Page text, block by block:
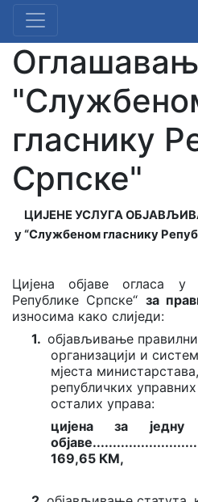
гласнику
Српске"
ЦИЈЕНЕ УСЛУГА
у “Службеном гласнику
Цијена објаве огласа у
Републике Српске“ за
износима како слиједи:
1. oбјављивање
организацији и
мјеста
републичких
осталих управа:
цијена за једну
објаве
169,65 КМ,